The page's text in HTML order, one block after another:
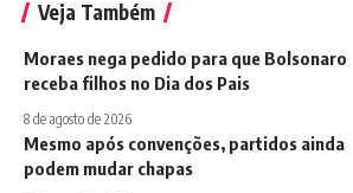
Veja Também
Moraes nega pedido para que Bolsonaro
receba filhos no Dia dos Pais
8 de agosto de 2026
Mesmo após convenções, partidos ainda
podem mudar chapas